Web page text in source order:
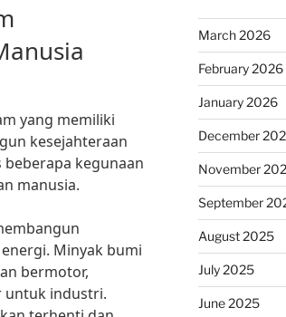
yang memiliki
kesejahteraan
kegunaan
manusia.
Minyak bumi
bermotor,
untuk industri.
March 2026
February 2026
January 2026
December
November
September
August 2025
July 2025
June 2025